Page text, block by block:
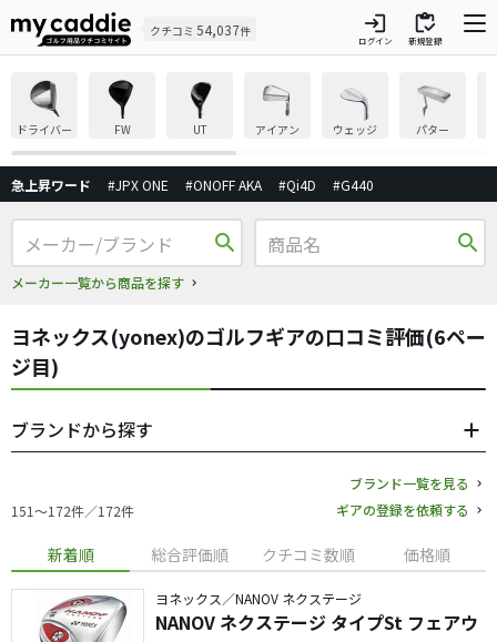
クチコミ 54,037件 login
ログイン
inventory
新規登録
ドライバー FW UT アイアン ウェッジ パター
急上昇ワード #JPX ONE #ONOFF AKA #Qi4D #G440
search
メーカー一覧から商品を探す
search
ヨネックス(yonex)のゴルフギアの口コミ評価(6ペー
ジ目)
ブランドから探す
151〜172件／172件
ブランド一覧を見る
ギアの登録を依頼する
新着順 総合評価順 クチコミ数順 価格順
ヨネックス／NANOV ネクステージ
NANOV ネクステージ タイプSt フェアウ